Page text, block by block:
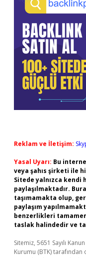
Reklam ve İletişim:
Yasal Uyarı: Bu
veya şahıs şirketi ile
Sitede yalnızca kendi
paylaşılmaktadır.
taşımamakta olup,
paylaşım
benzerlikleri
taslak halindedir ve
Sitemiz, 5651 Sayılı
Kurumu (BTK) tarafından